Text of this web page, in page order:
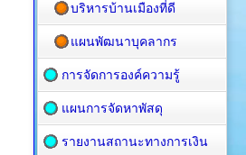
บริหารบ้านเมืองที่ดี
แผนพัฒนาบุคลากร
การจัดการองค์ความรู้
แผนการจัดหาพัสดุ
รายงานสถานะทางการเงิน